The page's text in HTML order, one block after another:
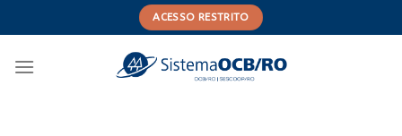
to
ACESSO RESTRITO